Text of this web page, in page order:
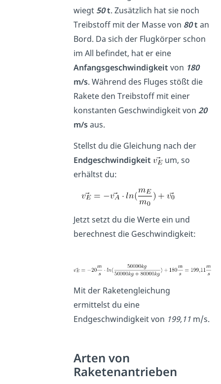
wiegt 50t. Zusätzlich hat sie noch
Treibstoff mit der Masse von 80t an
Bord. Da sich der Flugkörper schon
im All befindet, hat er eine
Anfangsgeschwindigkeit von 180
m/s. Während des Fluges stößt die
Rakete den Treibstoff mit einer
konstanten Geschwindigkeit von 20
m/saus.
Stellst du die Gleichung nach der
Endgeschwindigkeit
um, so
erhältst du:
Jetzt setzt du die Werte ein und
berechnest die Geschwindigkeit:
Mit der Raketengleichung
ermittelst du eine
Endgeschwindigkeit von 199,11m/s.
Arten von
Raketenantrieben